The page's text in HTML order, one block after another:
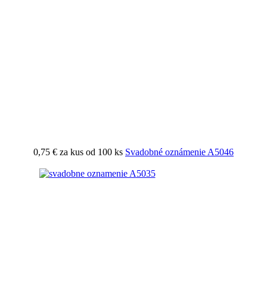
0,75 € za kus od 100 ks Svadobné oznámenie A5046